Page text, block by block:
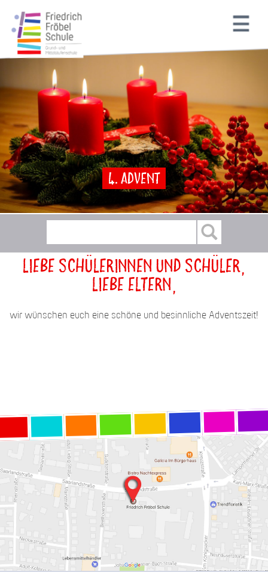
4. Advent
Liebe Schülerinnen und Schüler,
liebe Eltern,
wir wünschen euch eine schöne und besinnliche Adventszeit!